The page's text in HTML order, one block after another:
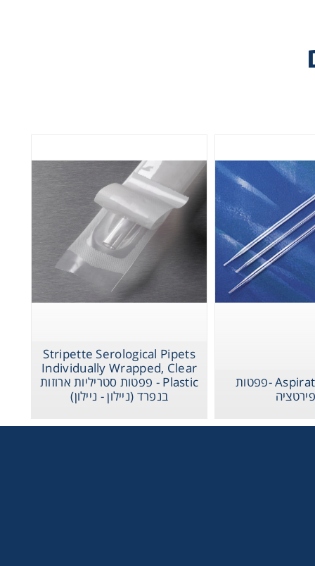
Aspirating Pipets -פפטות
Stripette Serological Pipets
Individually Wrapped, Clear
Plastic - פפטות סטריליות ארוזות
בנפרד (ניילון - ניילון)